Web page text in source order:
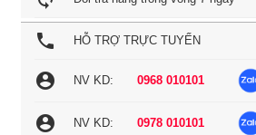
local_phone HỖ TRỢ TRỰC TUYẾN
account_circle NV KD: 0968 010101
account_circle NV KD: 0978 010101